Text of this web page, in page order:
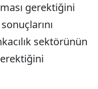
gerektiğini
sektörünün